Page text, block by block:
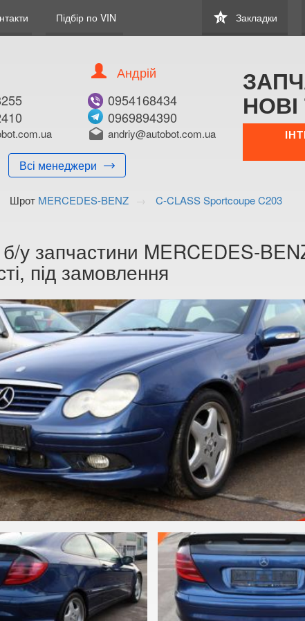
Підбір по VIN star
0 Закладки
Всі менеджери
Андрій
0954168434
0969894390
drafts andriy@autobot.com.ua
Шрот MERCEDES-BENZ
C-CLASS Sportcoupe C203
б/у запчастини MERCEDES-
під замовлення